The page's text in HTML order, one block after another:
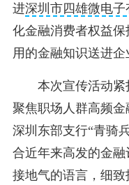
进深圳市四雄微电子
化金融消费者权益
用的金融知识送进企
本次宣传活动
聚焦职场人群高频
深圳东部支行“青骑
合近年来高发的金融
接地气的语言，细